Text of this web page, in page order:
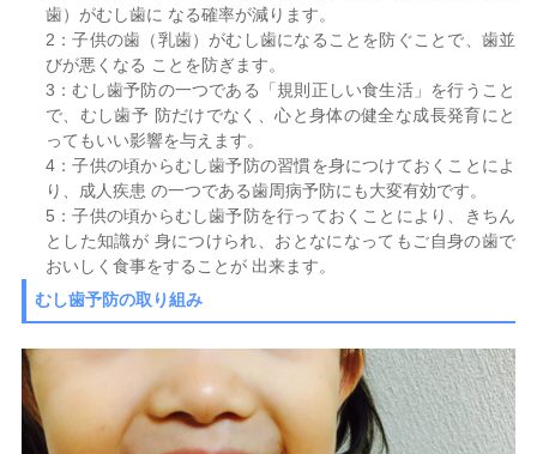
歯）がむし歯に なる確率が減ります。
2：子供の歯（乳歯）がむし歯になることを防ぐことで、歯並
びが悪くなる ことを防ぎます。
3：むし歯予防の一つである「規則正しい食生活」を行うこと
で、むし歯予 防だけでなく、心と身体の健全な成長発育にと
ってもいい影響を与えます。
4：子供の頃からむし歯予防の習慣を身につけておくことによ
り、成人疾患 の一つである歯周病予防にも大変有効です。
5：子供の頃からむし歯予防を行っておくことにより、きちん
とした知識が 身につけられ、おとなになってもご自身の歯で
おいしく食事をすることが 出来ます。
むし歯予防の取り組み